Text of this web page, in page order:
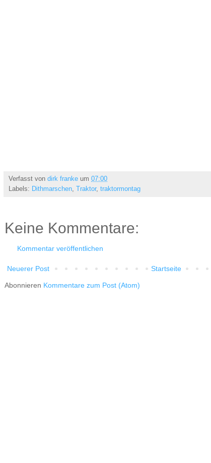
Verfasst von dirk franke um 07:00
Labels: Dithmarschen, Traktor, traktormontag
Keine Kommentare:
Kommentar veröffentlichen
Neuerer Post Startseite
Abonnieren Kommentare zum Post (Atom)